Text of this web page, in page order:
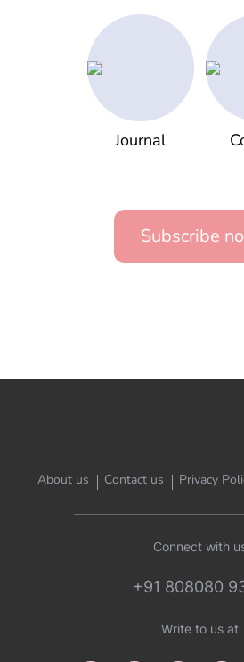
Journal
Subscribe
About us Contact us Privacy
Connect with
+91 808080
Write to us at